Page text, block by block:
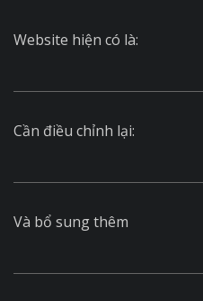
Website hiện có là:
Cần điều chỉnh lại:
Và bổ sung thêm